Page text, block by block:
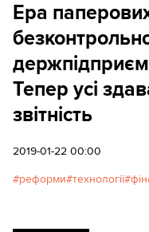
Ера паперових
Тепер усі
звітність
2019-01-22 00:00
реформи технології